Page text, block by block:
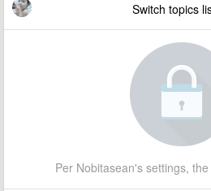
Switch topics
Per Nobitasean's settings,